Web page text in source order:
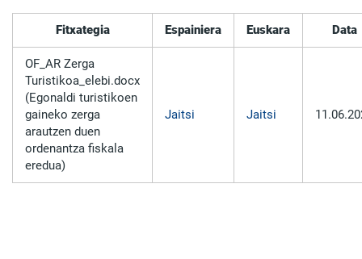
Fitxategia Espainiera Euskara Data
OF_AR Zerga
Turistikoa_elebi.docx
(Egonaldi turistikoen
gaineko zerga
arautzen duen
ordenantza fiskala
eredua)
Jaitsi Jaitsi